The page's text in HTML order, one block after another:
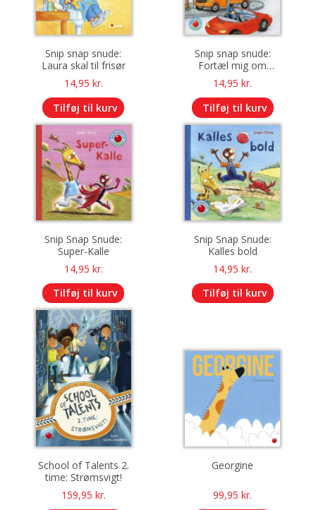
Snip snap snude:
Laura skal til frisør
14,95 kr.
Tilføj til kurv
Snip snap snude:
Fortæl mig om
køretøjer
14,95kr.
Tilføj til kurv
Snip Snap Snude:
Super-Kalle
14,95 kr.
Tilføj til kurv
Snip Snap Snude:
Kalles bold
14,95kr.
Tilføj til kurv
School of Talents 2.
time: Strømsvigt!
159,95 kr.
Georgine
99,95kr.